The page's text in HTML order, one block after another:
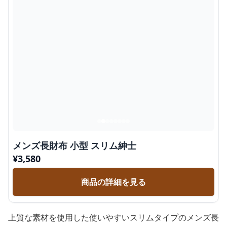
メンズ長財布 小型 スリム紳士
¥3,580
商品の詳細を見る
上質な素材を使用した使いやすいスリムタイプのメンズ長